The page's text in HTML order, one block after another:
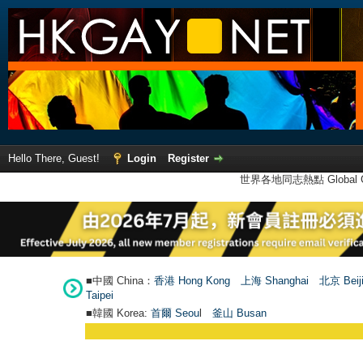
Hello There, Guest! Login
Register
世界各地同志熱點
■中國 China： 香港 Hong Kong 上海 Shanghai
北京
Taipei
■韓國 Korea: 首爾 Seoul 釜山 Busan